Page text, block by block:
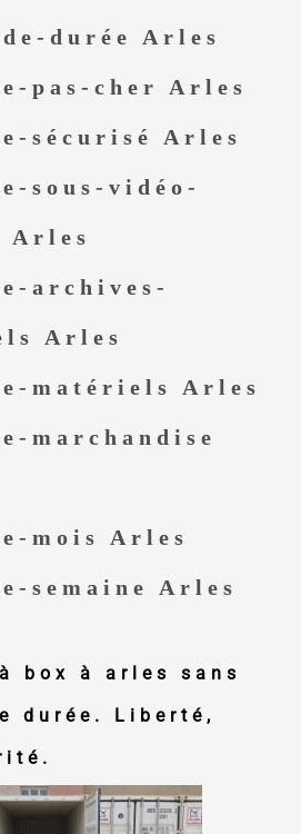
durée Arles
pas-cher Arles
sécurisé Arles
sous-vidéo-
Arles
archives-
Arles
matériels Arles
marchandise
mois Arles
semaine Arles
box à arles
sans
durée. Liberté,